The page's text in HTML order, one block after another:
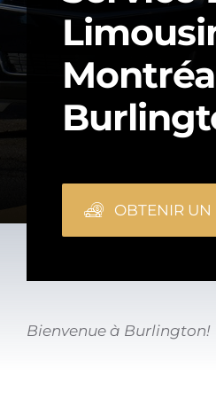
OBTENIR UN
Bienvenue à Burlington!